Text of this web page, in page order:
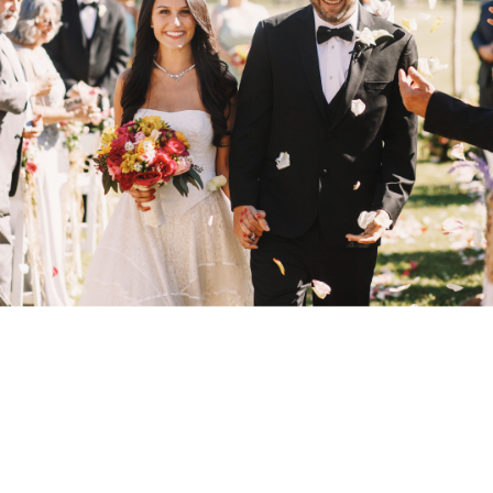
guide you through the process:
1.Establish a budget: This is the first step in
planning a wedding. Knowing how much money
you have to spend will help determine the type of
wedding you can have.
2.Choose a venue: The venue is one of the most
important decisions in the wedding planning